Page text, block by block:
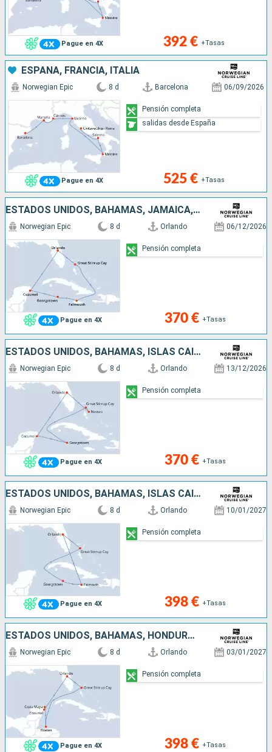
Pague en 4X 392 € +Tasas
ESPAÑA, FRANCIA, ITALIA
Pague en 4X
Norwegian Epic 8 d Barcelona 06/09/2026
525 € +Tasas
Pensión completa
salidas desde España
ESTADOS UNIDOS, BAHAMAS, JAMAICA, ISLAS CAIMÁN, MÉXICO
Pague en 4X
Norwegian Epic 8 d Orlando 06/12/2026
370 € +Tasas
Pensión completa
ESTADOS UNIDOS, BAHAMAS, ISLAS CAIMÁN, MÉXICO
Pague en 4X
Norwegian Epic 8 d Orlando 13/12/2026
370 € +Tasas
Pensión completa
ESTADOS UNIDOS, BAHAMAS, ISLAS CAIMÁN, JAMAICA
Pague en 4X
Norwegian Epic 8 d Orlando 10/01/2027
398 € +Tasas
Pensión completa
ESTADOS UNIDOS, BAHAMAS, HONDURAS, MÉXICO
Pague en 4X
Norwegian Epic 8 d Orlando 03/01/2027
398 € +Tasas
Pensión completa